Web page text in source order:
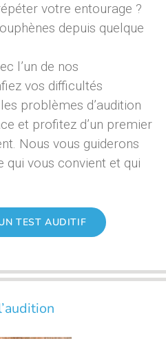
votre entourage ?
depuis quelque
l’un de nos
vos difficultés
problèmes d’audition
et profitez d’un premier
Nous vous guiderons
qui vous convient et qui
TEST AUDITIF